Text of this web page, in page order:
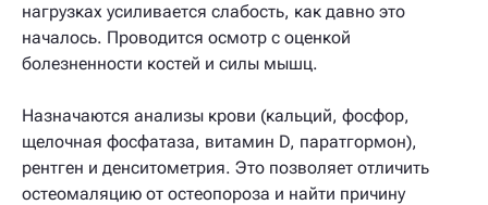
нагрузках усиливается слабость, как давно это
началось. Проводится осмотр с оценкой
болезненности костей и силы мышц.
Назначаются анализы крови (кальций, фосфор,
щелочная фосфатаза, витамин D, паратгормон),
рентген и денситометрия. Это позволяет отличить
остеомаляцию от остеопороза и найти причину